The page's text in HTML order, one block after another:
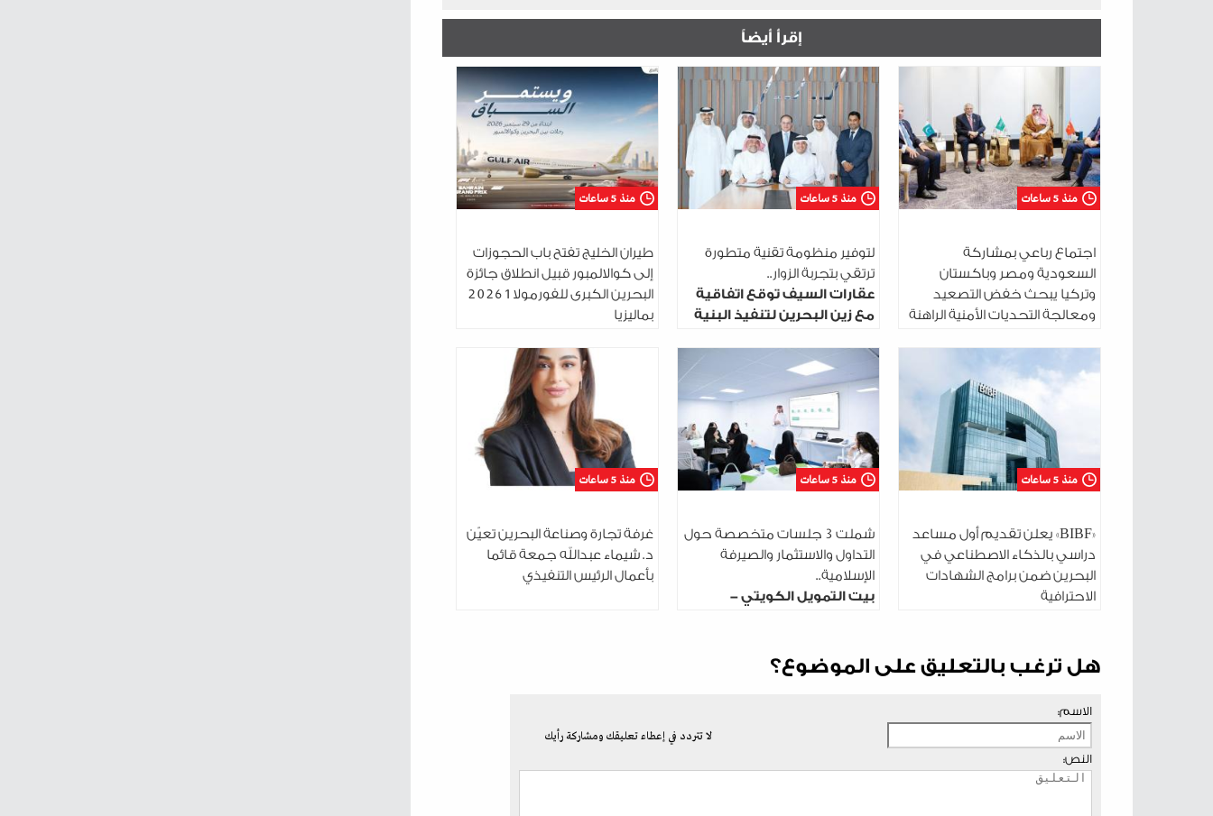
إقرأ أيضاً
منذ 5 ساعات
اجتماع رباعي بمشاركة
السعودية ومصر وباكستان
وتركيا يبحث خفض التصعيد
ومعالجة التحديات الأمنية الراهنة
منذ 5 ساعات
لتوفير منظومة تقنية متطورة
ترتقي بتجربة الزوار..
عقارات السيف توقع اتفاقية
مع زين البحرين لتنفيذ البنية
منذ 5 ساعات
طيران الخليج تفتح باب الحجوزات
إلى كوالالمبور قبيل انطلاق جائزة
البحرين الكبرى للفورمولا 1 2026
بماليزيا
منذ 5 ساعات
«BIBF» يعلن تقديم أول مساعد
دراسي بالذكاء الاصطناعي في
البحرين ضمن برامج الشهادات
الاحترافية
منذ 5 ساعات
شملت 3 جلسات متخصصة حول
التداول والاستثمار والصيرفة
الإسلامية..
بيت التمويل الكويتي -
شباب 2030
منذ 5 ساعات
غرفة تجارة وصناعة البحرين تعيّن
د. شيماء عبدالله جمعة قائما
بأعمال الرئيس التنفيذي
هل ترغب بالتعليق على الموضوع؟
لا تتردد في إعطاء تعليقك ومشاركة رأيك
الاسم:
النص: